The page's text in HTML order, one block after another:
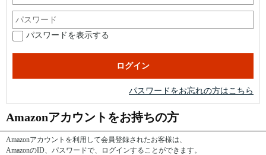
パスワードを表示する
パスワードをお忘れの方はこちら
Amazonアカウントをお持ちの方
Amazonアカウントを利用して会員登録されたお客様は、
AmazonのID、パスワードで、ログインすることができます。